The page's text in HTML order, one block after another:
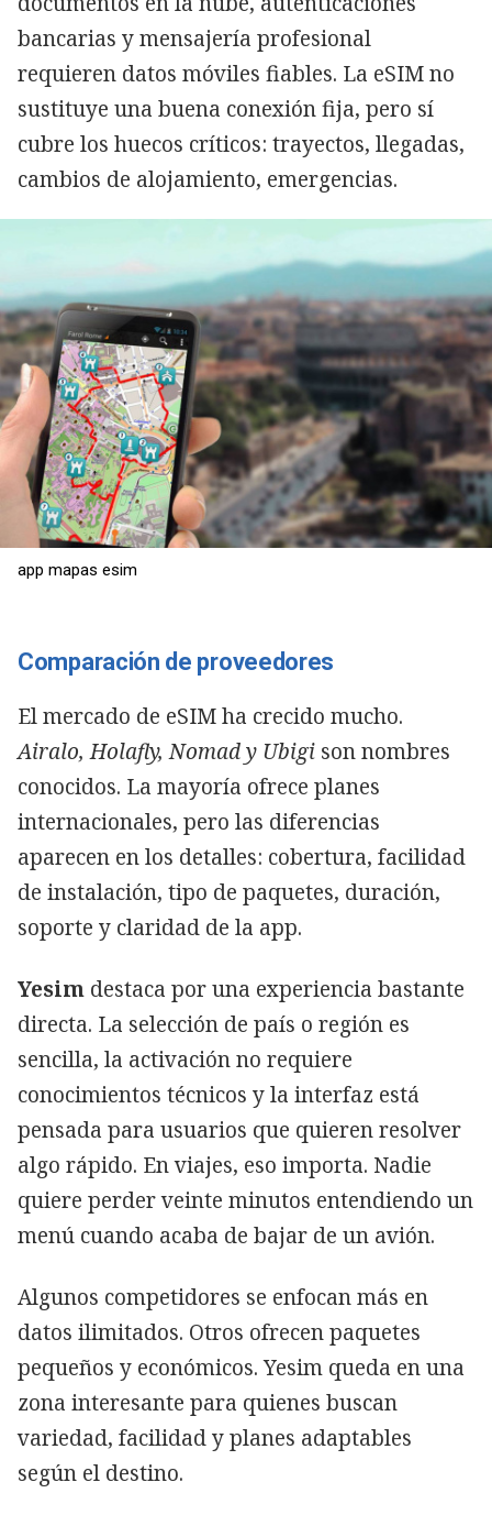
bancarias y mensajería profesional
requieren datos móviles fiables. La eSIM no
sustituye una buena conexión fija, pero sí
cubre los huecos críticos: trayectos, llegadas,
cambios de alojamiento, emergencias.
app mapas esim
Comparación de proveedores
El mercado de eSIM ha crecido mucho.
Airalo, Holafly, Nomad y Ubigi son nombres
conocidos. La mayoría ofrece planes
internacionales, pero las diferencias
aparecen en los detalles: cobertura, facilidad
de instalación, tipo de paquetes, duración,
soporte y claridad de la app.
Yesim destaca por una experiencia bastante
directa. La selección de país o región es
sencilla, la activación no requiere
conocimientos técnicos y la interfaz está
pensada para usuarios que quieren resolver
algo rápido. En viajes, eso importa. Nadie
quiere perder veinte minutos entendiendo un
menú cuando acaba de bajar de un avión.
Algunos competidores se enfocan más en
datos ilimitados. Otros ofrecen paquetes
pequeños y económicos. Yesim queda en una
zona interesante para quienes buscan
variedad, facilidad y planes adaptables
según el destino.